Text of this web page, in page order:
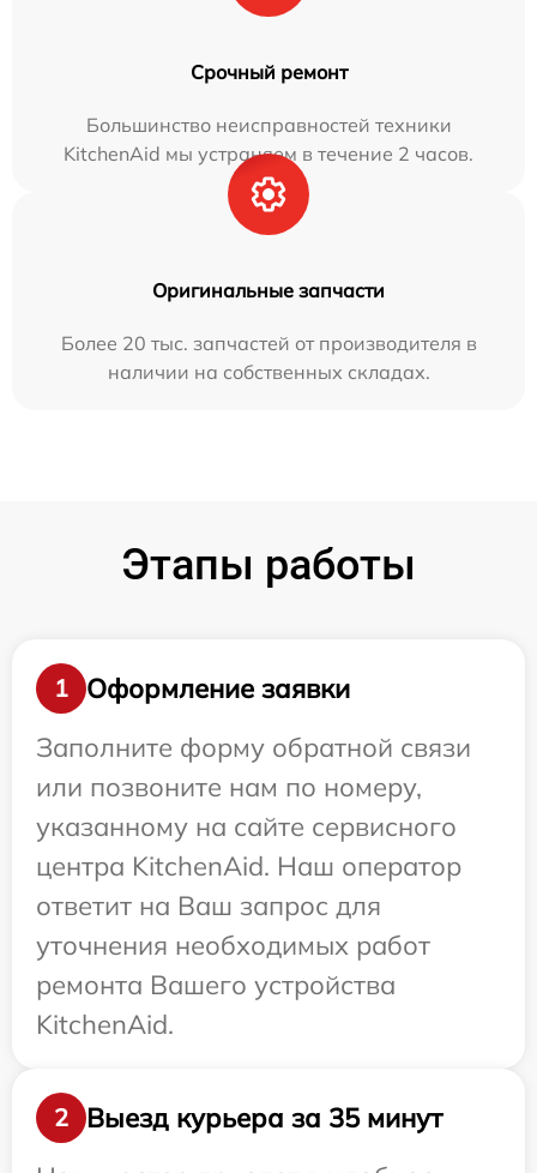
Срочный ремонт
Большинство неисправностей техники
KitchenAid мы устраняем в течение 2 часов.
Оригинальные запчасти
Более 20 тыс. запчастей от производителя в
наличии на собственных складах.
Этапы работы
1
Оформление заявки
Заполните форму обратной связи
или позвоните нам по номеру,
указанному на сайте сервисного
центра KitchenAid. Наш оператор
ответит на Ваш запрос для
уточнения необходимых работ
ремонта Вашего устройства
KitchenAid.
2
Выезд курьера за 35 минут